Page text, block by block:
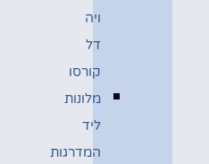
ויה
דל
קורסו
מלונות
ליד
המדרגות